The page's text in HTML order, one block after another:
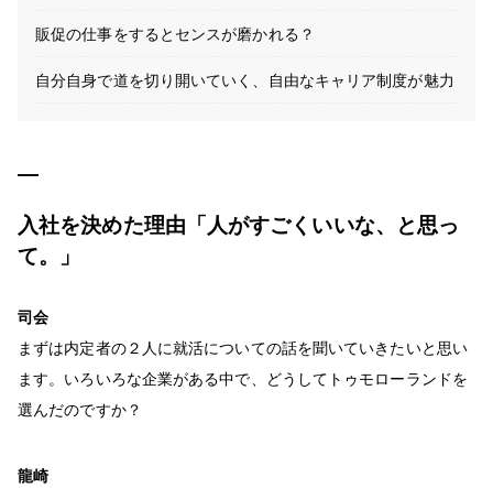
販促の仕事をするとセンスが磨かれる？
自分自身で道を切り開いていく、自由なキャリア制度が魅力
入社を決めた理由「人がすごくいいな、と思っ
て。」
司会
まずは内定者の２人に就活についての話を聞いていきたいと思い
ます。いろいろな企業がある中で、どうしてトゥモローランドを
選んだのですか？
龍崎